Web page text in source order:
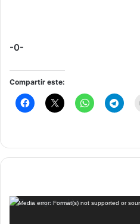
-0-
Compartir este:
Reproductor
Media error: Format(s) not supported or